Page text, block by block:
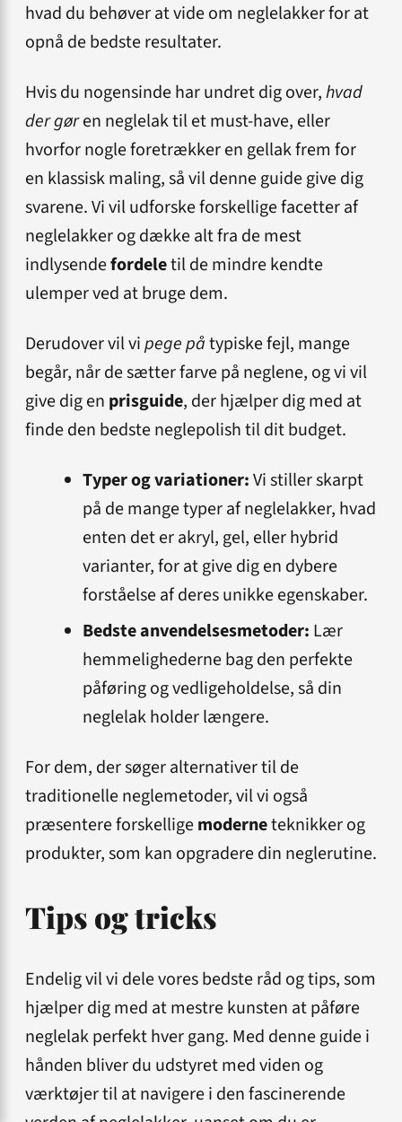
hvad du behøver at vide om neglelakker for at
opnå de bedste resultater.
Hvis du nogensinde har undret dig over,hvad
der gøren neglelak til et must-have, eller
hvorfor nogle foretrækker en gellak frem for
en klassisk maling, så vil denne guide give dig
svarene. Vi vil udforske forskellige facetter af
neglelakker og dække alt fra de mest
indlysendefordeletil de mindre kendte
ulemper ved at bruge dem.
Derudover vil vipege påtypiske fejl, mange
begår, når de sætter farve på neglene, og vi vil
give dig en prisguide, der hjælper dig med at
finde den bedste neglepolish til dit budget.
Typer og variationer:Vi stiller skarpt
på de mange typer af neglelakker, hvad
enten det er akryl, gel, eller hybrid
varianter, for at give dig en dybere
forståelse af deres unikke egenskaber.
Bedste anvendelsesmetoder: Lær
hemmelighederne bag den perfekte
påføring og vedligeholdelse, så din
neglelak holder længere.
For dem, der søger alternativer til de
traditionelle neglemetoder, vil vi også
præsentere forskelligemoderneteknikker og
produkter, som kan opgradere din neglerutine.
Tips og tricks
Endelig vil vi dele vores bedste råd og tips, som
hjælper dig med at mestre kunsten at påføre
neglelak perfekt hver gang. Med denne guide i
hånden bliver du udstyret med viden og
værktøjer til at navigere i den fascinerende